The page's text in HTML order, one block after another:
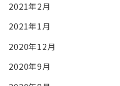
2021年2月
2021年1月
2020年12月
2020年9月